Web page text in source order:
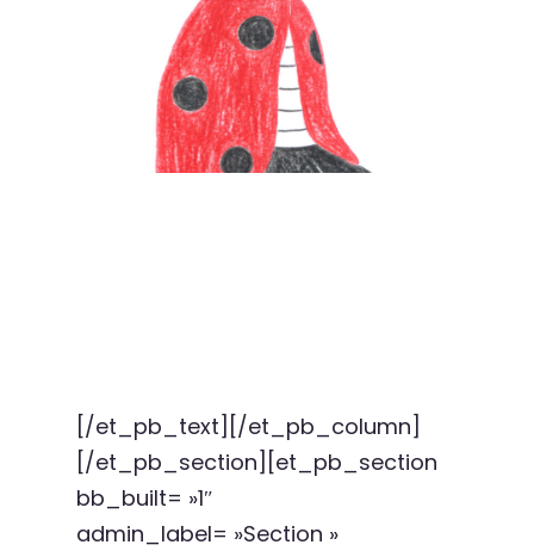
[/et_pb_text][/et_pb_column]
[/et_pb_section][et_pb_section
bb_built= »1″
admin_label= »Section »